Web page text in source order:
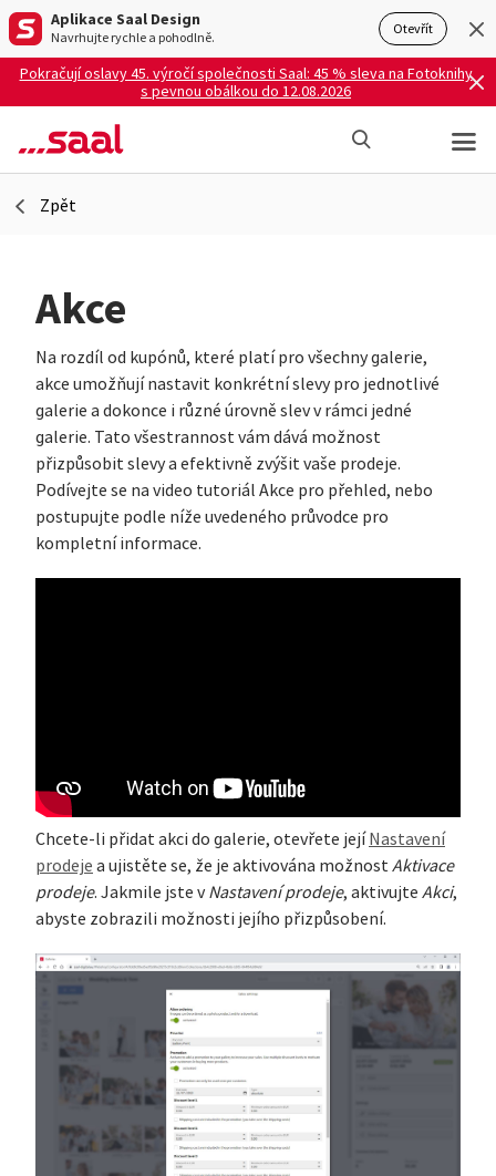
Aplikace Saal Design
Navrhujte rychle a pohodlně. Otevřít
Pokračují oslavy 45. výročí společnosti Saal: 45 % sleva na Fotoknihy
s pevnou obálkou do 12.08.2026
Zpět
Akce
Na rozdíl od kupónů, které platí pro všechny galerie,
akce umožňují nastavit konkrétní slevy pro jednotlivé
galerie a dokonce i různé úrovně slev v rámci jedné
galerie. Tato všestrannost vám dává možnost
přizpůsobit slevy a efektivně zvýšit vaše prodeje.
Podívejte se na video tutoriál Akce pro přehled, nebo
postupujte podle níže uvedeného průvodce pro
kompletní informace.
Chcete-li přidat akci do galerie, otevřete jejíNastavení
prodeje a ujistěte se, že je aktivována možnostAktivace
prodeje. Jakmile jste vNastavení prodeje, aktivujte Akci,
abyste zobrazili možnosti jejího přizpůsobení.